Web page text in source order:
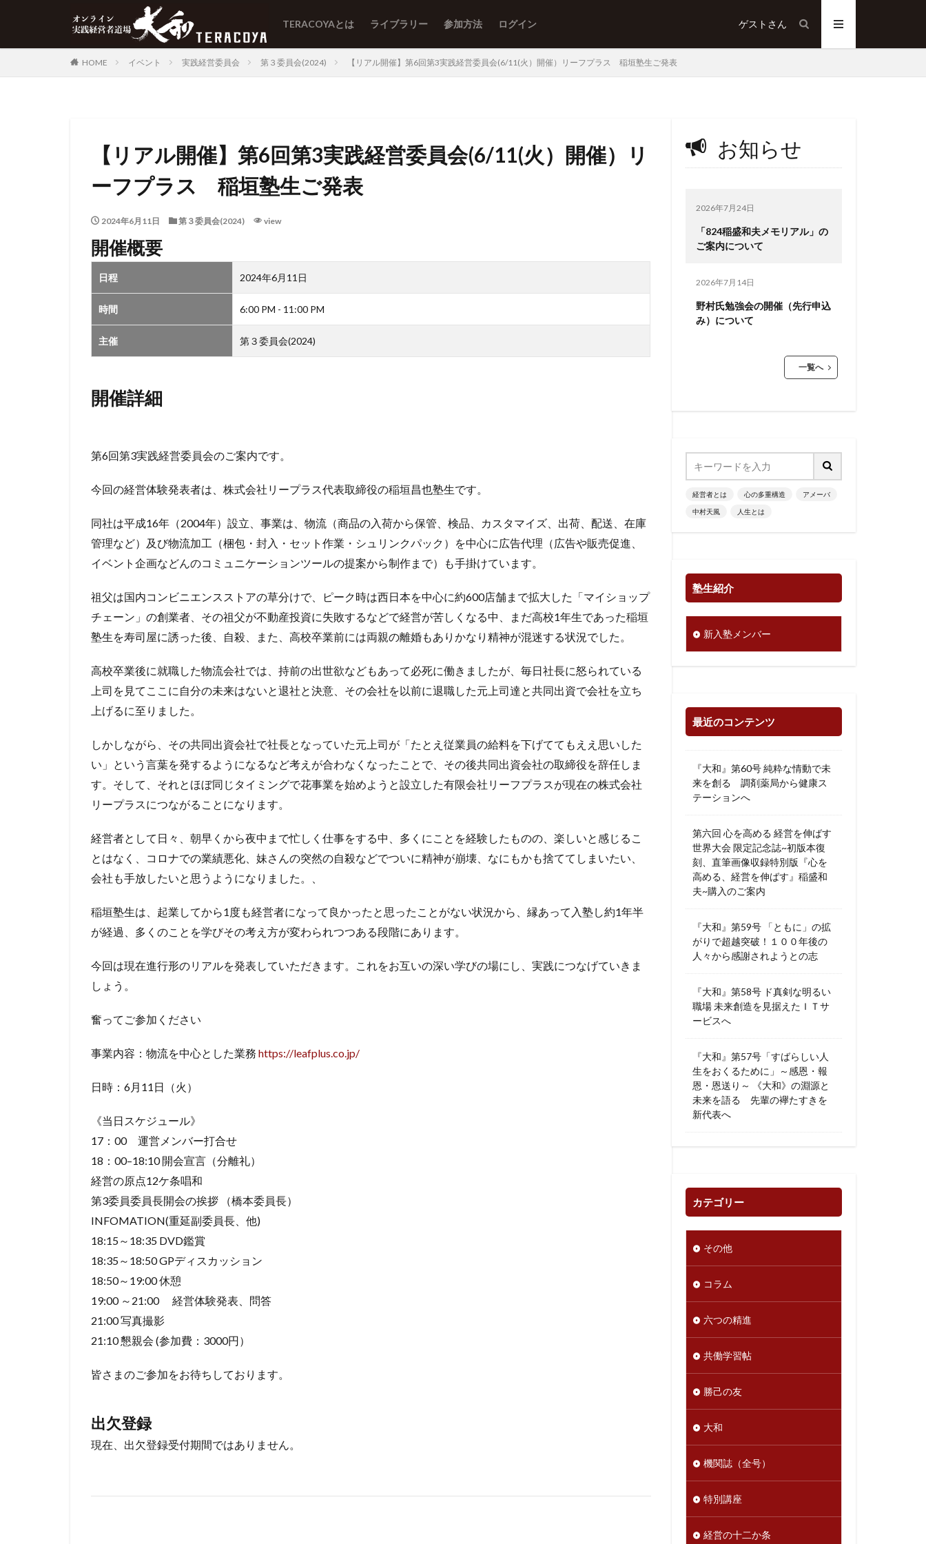
TERACOYAとは ライブラリー 参加方法 ログイン ゲスト さん
HOME イベント 実践経営委員会 第３委員会(2024) 【リアル開催】第6回第3実践経営委員会(6/11(火）開催）リーフプラス 稲垣塾生ご発表
【リアル開催】第6回第3実践経営委員会(6/11(火）開催）リ
ーフプラス 稲垣塾生ご発表
2024年6月11日 第３委員会(2024) view
開催概要
日程 2024年6月11日
時間 6:00 PM - 11:00 PM
主催 第３委員会(2024)
開催詳細
第6回第3実践経営委員会のご案内です。
今回の経営体験発表者は、株式会社リープラス代表取締役の稲垣昌也塾生です。
同社は平成16年（2004年）設立、事業は、物流（商品の入荷から保管、検品、カスタマイズ、出荷、配送、在庫
管理など）及び物流加工（梱包・封入・セット作業・シュリンクパック）を中心に広告代理（広告や販売促進、
イベント企画などんのコミュニケーションツールの提案から制作まで）も手掛けています。
祖父は国内コンビニエンスストアの草分けで、ピーク時は西日本を中心に約600店舗まで拡大した「マイショップ
チェーン」の創業者、その祖父が不動産投資に失敗するなどで経営が苦しくなる中、まだ高校1年生であった稲垣
塾生を寿司屋に誘った後、自殺、また、高校卒業前には両親の離婚もありかなり精神が混迷する状況でした。
高校卒業後に就職した物流会社では、持前の出世欲などもあって必死に働きましたが、毎日社長に怒られている
上司を見てここに自分の未来はないと退社と決意、その会社を以前に退職した元上司達と共同出資で会社を立ち
上げるに至りました。
しかしながら、その共同出資会社で社長となっていた元上司が「たとえ従業員の給料を下げててもええ思いした
い」という言葉を発するようになるなど考えが合わなくなったことで、その後共同出資会社の取締役を辞任しま
す。そして、それとほぼ同じタイミングで花事業を始めようと設立した有限会社リーフプラスが現在の株式会社
リープラスにつながることになります。
経営者として日々、朝早くから夜中まで忙しく仕事をする中、多くにことを経験したものの、楽しいと感じるこ
とはなく、コロナでの業績悪化、妹さんの突然の自殺などでついに精神が崩壊、なにもかも捨ててしまいたい、
会社も手放したいと思うようになりました。、
稲垣塾生は、起業してから1度も経営者になって良かったと思ったことがない状況から、縁あって入塾し約1年半
が経過、多くのことを学びその考え方が変わられつつある段階にあります。
今回は現在進行形のリアルを発表していただきます。これをお互いの深い学びの場にし、実践につなげていきま
しょう。
奮ってご参加ください
事業内容：物流を中心とした業務 https://leafplus.co.jp/
日時：6月11日（火）
《当日スケジュール》
17：00 運営メンバー打合せ
18：00–18:10 開会宣言（分離礼）
経営の原点12ケ条唱和
第3委員委員長開会の挨拶 （橋本委員長）
INFOMATION(重延副委員長、他)
18:15～18:35 DVD鑑賞
18:35～18:50 GPディスカッション
18:50～19:00 休憩
19:00 ～21:00 経営体験発表、問答
21:00 写真撮影
21:10 懇親会 (参加費：3000円）
皆さまのご参加をお待ちしております。
出欠登録
現在、出欠登録受付期間ではありません。
お知らせ
2026年7月24日
「824稲盛和夫メモリアル」の
ご案内について
2026年7月14日
野村氏勉強会の開催（先行申込
み）について
一覧へ
経営者とは 心の多重構造 アメーバ
中村天風 人生とは
塾生紹介
新入塾メンバー
最近のコンテンツ
『大和』第60号 純粋な情動で未
来を創る 調剤薬局から健康ス
テーションへ
第六回 心を高める 経営を伸ばす
世界大会 限定記念誌~初版本復
刻、直筆画像収録特別版『心を
高める、経営を伸ばす』稲盛和
夫~購入のご案内
『大和』第59号 「ともに」の拡
がりで超越突破！１００年後の
人々から感謝されようとの志
『大和』第58号 ド真剣な明るい
職場 未来創造を見据えたＩＴサ
ービスへ
『大和』第57号「すばらしい人
生をおくるために」～感恩・報
恩・恩送り～ 《大和》の淵源と
未来を語る 先輩の襷たすきを
新代表へ
カテゴリー
その他
コラム
六つの精進
共働学習帖
勝己の友
大和
機関誌（全号）
特別講座
経営の十二か条